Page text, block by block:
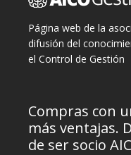
Página web de la
difusión del
el Control de Gestión
Compras con
más ventajas.
de ser socio